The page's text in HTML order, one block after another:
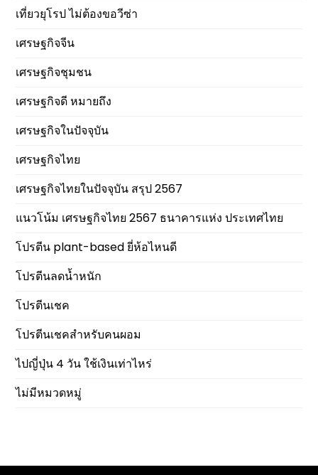
เที่ยวยุโรป ไม่ต้องขอวีซ่า
เศรษฐกิจจีน
เศรษฐกิจชุมชน
เศรษฐกิจดี หมายถึง
เศรษฐกิจในปัจจุบัน
เศรษฐกิจไทย
เศรษฐกิจไทยในปัจจุบัน สรุป 2567
แนวโน้ม เศรษฐกิจไทย 2567 ธนาคารแห่ง ประเทศไทย
โปรตีน plant-based ยี่ห้อไหนดี
โปรตีนลดน้ำหนัก
โปรตีนเชค
โปรตีนเชคสำหรับคนผอม
ไปญี่ปุ่น 4 วัน ใช้เงินเท่าไหร่
ไม่มีหมวดหมู่